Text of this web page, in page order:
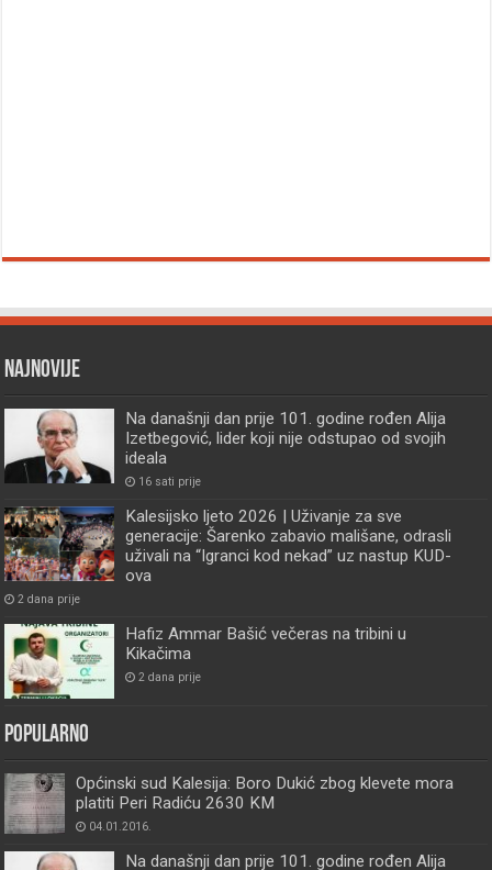
Najnovije
Na današnji dan prije 101. godine rođen Alija
Izetbegović, lider koji nije odstupao od svojih
ideala
16 sati prije
Kalesijsko ljeto 2026 | Uživanje za sve
generacije: Šarenko zabavio mališane, odrasli
uživali na “Igranci kod nekad” uz nastup KUD-
ova
2 dana prije
Hafiz Ammar Bašić večeras na tribini u
Kikačima
2 dana prije
Popularno
Općinski sud Kalesija: Boro Dukić zbog klevete mora
platiti Peri Radiću 2630 KM
04.01.2016.
Na današnji dan prije 101. godine rođen Alija